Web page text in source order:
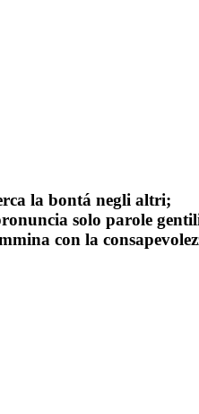
la bontá negli altri;
solo parole
con la